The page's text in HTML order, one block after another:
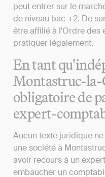
peut entrer sur le
de niveau bac +2. De
être affilié à l'Ordre des
pratiquer légalement.
En tant
Montastruc-la-
obligatoire de
expert-
Aucun texte juridique
une société à
avoir recours à un
embaucher un